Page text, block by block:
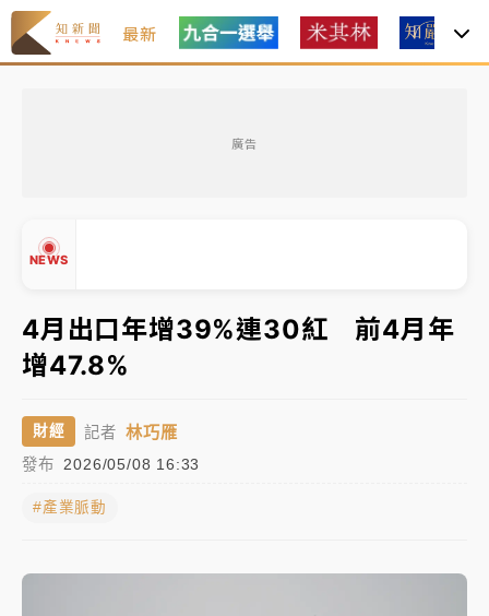
最新
廣告
NEWS
有片｜
連根拔起
中颱白海豚風雨來了！中部以北防豪雨 今晚、明天影
響最劇烈
油價持續凍漲！ 中油宣布下周一汽柴油價格維持不變
▲
4月出口年增39%連30紅 前4月年
增47.8%
財經 記者 林巧雁
發布 2026/05/08 16:33
#產業脈動